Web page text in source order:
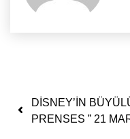
Yazı
DİSNEY’İN
PRENSES ” 21